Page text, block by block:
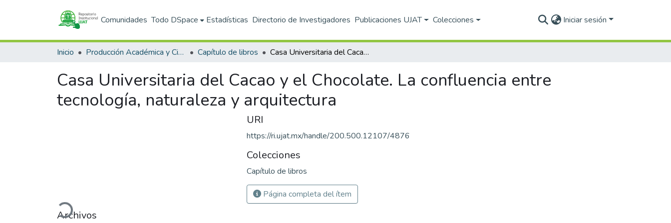
Comunidades Todo DSpace Estadísticas Directorio de Investigadores Publicaciones UJAT Colecciones Iniciar sesión
Inicio Producción Académica y Científica Capítulo de libros Casa Universitaria del Cacao y el Chocolate. La confluencia entre tecnología, naturaleza y arquitectura
Casa Universitaria del Cacao y el Chocolate. La confluencia entre
tecnología, naturaleza y arquitectura
Cargando...
Archivos
URI
https://ri.ujat.mx/handle/200.500.12107/4876
Colecciones
Capítulo de libros
Página completa del ítem